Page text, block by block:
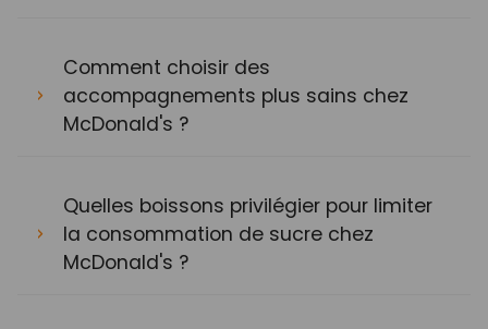
Comment choisir des
accompagnements plus sains chez
McDonald's ?
Quelles boissons privilégier pour limiter
la consommation de sucre chez
McDonald's ?